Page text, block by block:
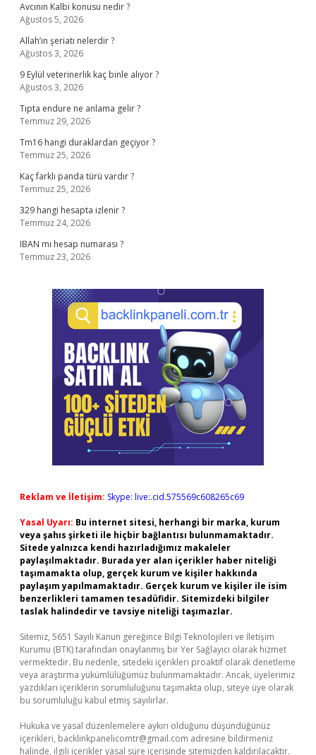
Avcının Kalbi konusu nedir ?
Ağustos 5, 2026
Allah’ın şeriatı nelerdir ?
Ağustos 3, 2026
9 Eylül veterinerlik kaç binle alıyor ?
Ağustos 3, 2026
Tıpta endure ne anlama gelir ?
Temmuz 29, 2026
Tm16 hangi duraklardan geçiyor ?
Temmuz 25, 2026
Kaç farklı panda türü vardır ?
Temmuz 25, 2026
329 hangi hesapta izlenir ?
Temmuz 24, 2026
IBAN mı hesap numarası ?
Temmuz 23, 2026
Reklam ve İletişim: Skype: live:.cid.575569c608265c69
Yasal Uyarı: Bu internet sitesi, herhangi bir marka, kurum
veya şahıs şirketi ile hiçbir bağlantısı bulunmamaktadır.
Sitede yalnızca kendi hazırladığımız makaleler
paylaşılmaktadır. Burada yer alan içerikler haber niteliği
taşımamakta olup, gerçek kurum ve kişiler hakkında
paylaşım yapılmamaktadır. Gerçek kurum ve kişiler ile isim
benzerlikleri tamamen tesadüfidir. Sitemizdeki bilgiler
taslak halindedir ve tavsiye niteliği taşımazlar.
Sitemiz, 5651 Sayılı Kanun gereğince Bilgi Teknolojileri ve İletişim
Kurumu (BTK) tarafından onaylanmış bir Yer Sağlayıcı olarak hizmet
vermektedir. Bu nedenle, sitedeki içerikleri proaktif olarak denetleme
veya araştırma yükümlülüğümüz bulunmamaktadır. Ancak, üyelerimiz
yazdıkları içeriklerin sorumluluğunu taşımakta olup, siteye üye olarak
bu sorumluluğu kabul etmiş sayılırlar.
Hukuka ve yasal düzenlemelere aykırı olduğunu düşündüğünüz
içerikleri, backlinkpanelicomtr@gmail.com adresine bildirmeniz
halinde, ilgili içerikler yasal süre içerisinde sitemizden kaldırılacaktır.